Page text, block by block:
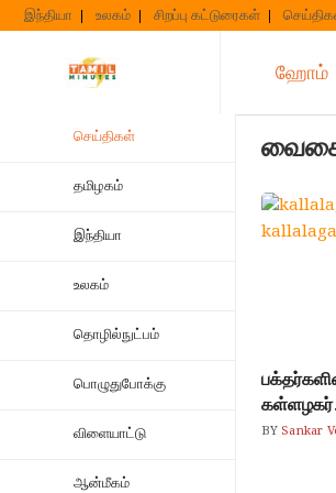
Skip
to
இந்தியா உலகம் சிறப்பு கட்டுரைகள்
ஹோம்
செய்திகள்
தமிழகம்
இந்தியா
உலகம்
தொழில்நுட்பம்
பொழுதுபோக்கு
விளையாட்டு
ஆன்மீகம்
BYSankar